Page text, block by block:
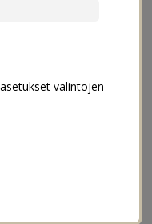
valintojen